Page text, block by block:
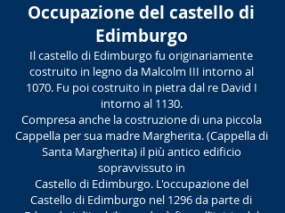
Occupazione del castello di
Edimburgo
Il castello di Edimburgo fu originariamente
costruito in legno da Malcolm III intorno al
1070. Fu poi costruito in pietra dal re David I
intorno al 1130.
Compresa anche la costruzione di una piccola
Cappella per sua madre Margherita. (Cappella di
Santa Margherita) il più antico edificio
sopravvissuto in
Castello di Edimburgo. L'occupazione del
Castello di Edimburgo nel 1296 da parte di